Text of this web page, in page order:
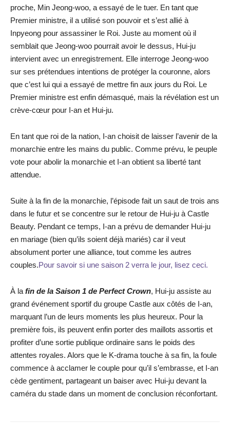
proche, Min Jeong-woo, a essayé de le tuer. En tant que
Premier ministre, il a utilisé son pouvoir et s’est allié à
Inpyeong pour assassiner le Roi. Juste au moment où il
semblait que Jeong-woo pourrait avoir le dessus, Hui-ju
intervient avec un enregistrement. Elle interroge Jeong-woo
sur ses prétendues intentions de protéger la couronne, alors
que c’est lui qui a essayé de mettre fin aux jours du Roi. Le
Premier ministre est enfin démasqué, mais la révélation est un
crève-cœur pour I-an et Hui-ju.
En tant que roi de la nation, I-an choisit de laisser l’avenir de la
monarchie entre les mains du public. Comme prévu, le peuple
vote pour abolir la monarchie et I-an obtient sa liberté tant
attendue.
Suite à la fin de la monarchie, l’épisode fait un saut de trois ans
dans le futur et se concentre sur le retour de Hui-ju à Castle
Beauty. Pendant ce temps, I-an a prévu de demander Hui-ju
en mariage (bien qu’ils soient déjà mariés) car il veut
absolument porter une alliance, tout comme les autres
couples.Pour savoir si une saison 2 verra le jour, lisez ceci.
À la fin de la Saison 1 de Perfect Crown, Hui-ju assiste au
grand événement sportif du groupe Castle aux côtés de I-an,
marquant l’un de leurs moments les plus heureux. Pour la
première fois, ils peuvent enfin porter des maillots assortis et
profiter d’une sortie publique ordinaire sans le poids des
attentes royales. Alors que le K-drama touche à sa fin, la foule
commence à acclamer le couple pour qu’il s’embrasse, et I-an
cède gentiment, partageant un baiser avec Hui-ju devant la
caméra du stade dans un moment de conclusion réconfortant.